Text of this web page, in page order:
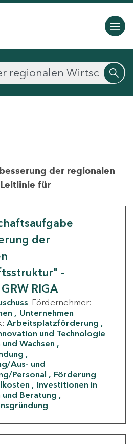
der regionalen
für
der
-
RIGA
Fördernehmer:
Unternehmen
Arbeitsplatzförderung
und Technologie
Wachsen
Aus- und
Personal
Förderung
Investitionen in
und Beratung